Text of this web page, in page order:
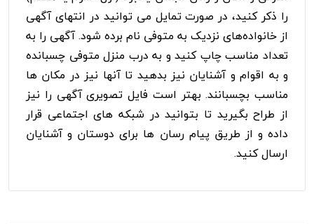
را ذکر کنید، در صورت تمایل می توانید در انتهای آگهی
از خانواده‌های نزدیک به متوفی نام برده شود. آگهی را به
تعداد مناسب چاپ کنید و به درب منزل متوفی چسبانده
و به اقوام و آشنایان نیز بدهید تا آنها نیز در مکان ها
مناسب بچسبانند. بهتر است فایل تصویری آگهی را نیز
از طراح بگیرید تا بتوانید در شبکه های اجتماعی قرار
داده و از طریق پیام رسان ها برای دوستان و آشنایان
ارسال کنید.